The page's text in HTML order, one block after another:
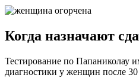
Когда назначают
Тестирование по Папаниколау
диагностики у женщин после 30